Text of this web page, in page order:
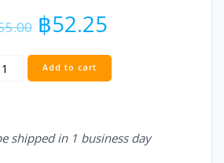
5
on
Original
price
was:
฿55.00.
฿52.25Current
price
is:
฿52.25.
Bikano
quantity
Add to cart
shipped in 1 business day